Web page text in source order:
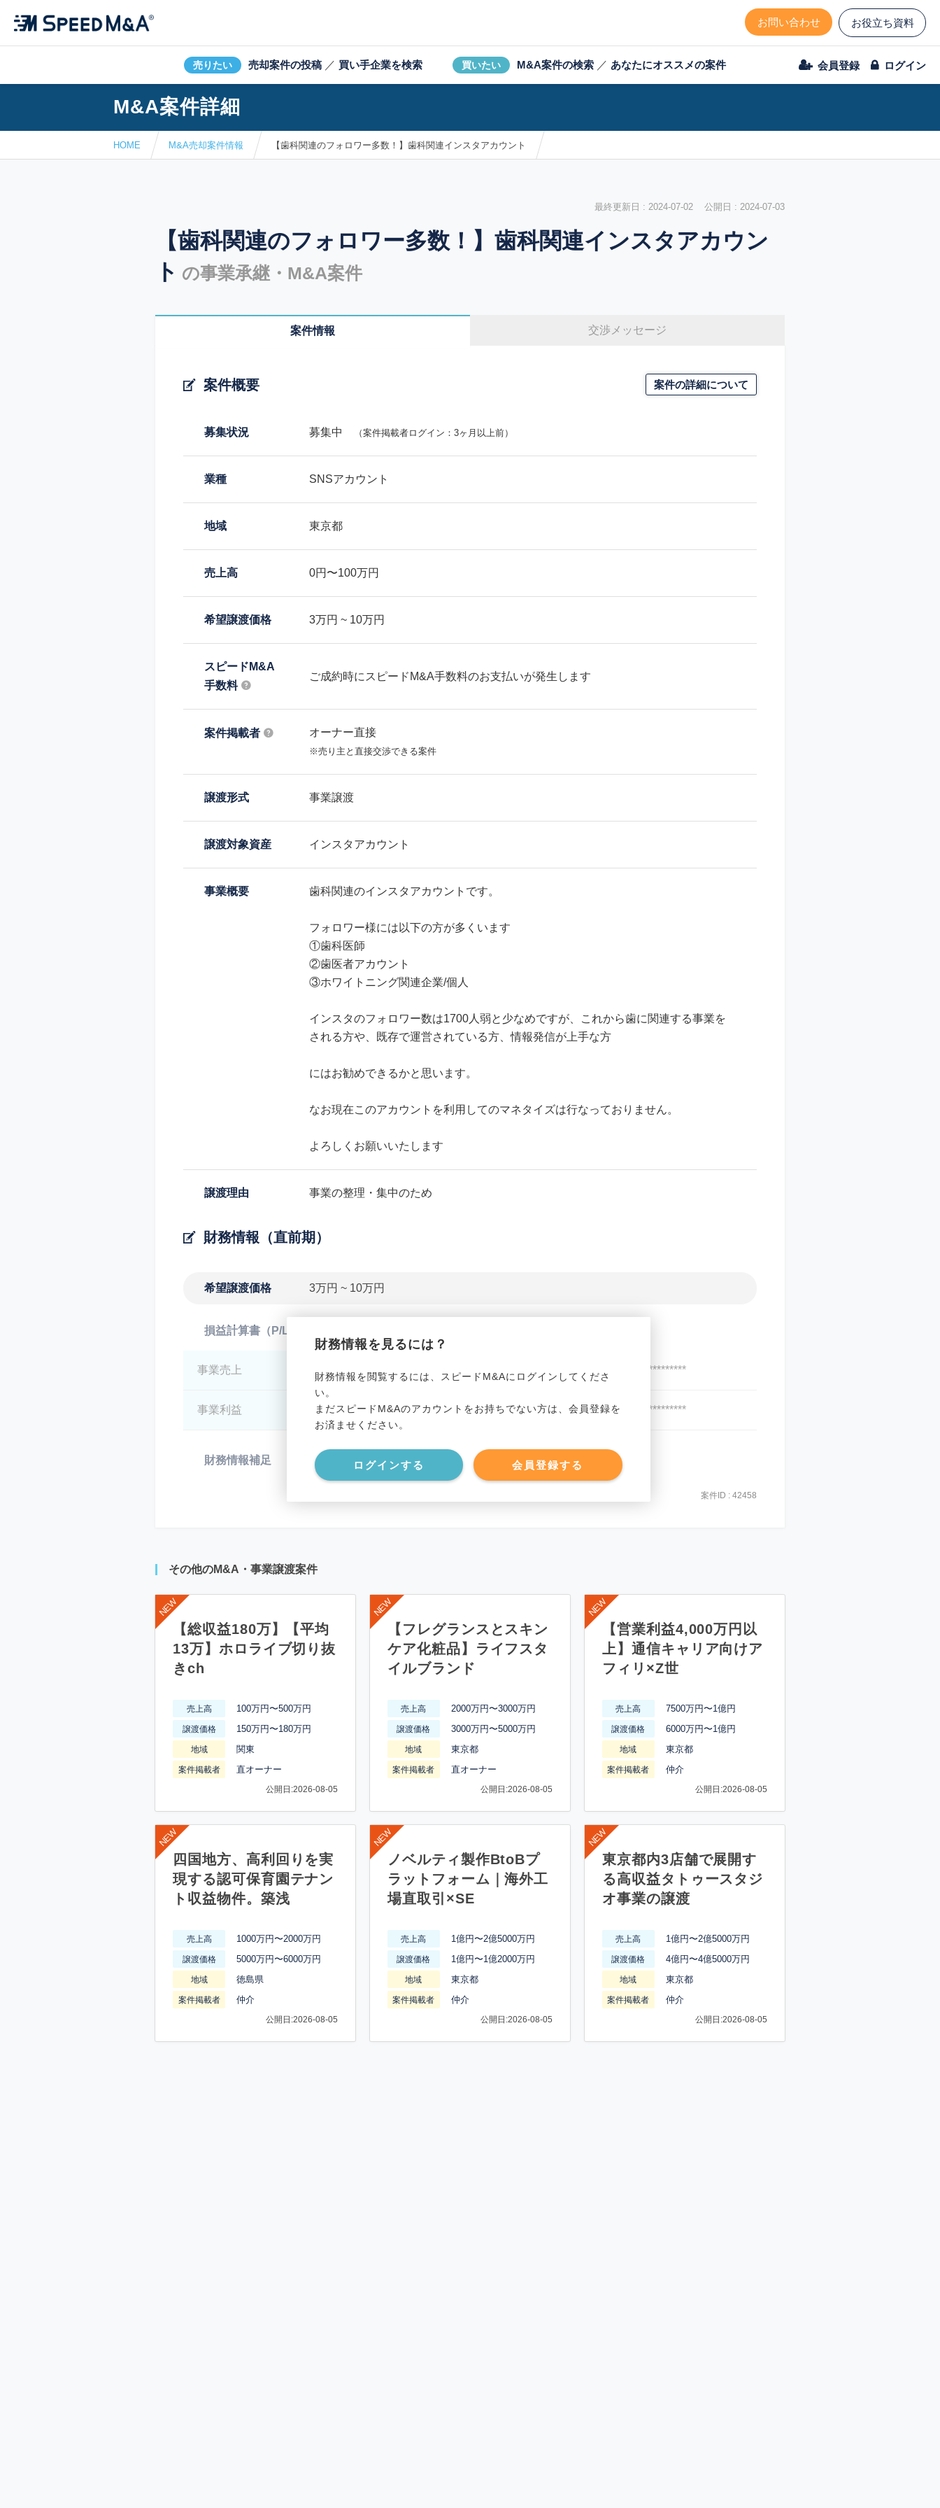
お問い合わせ お役立ち資料
売りたい 売却案件の投稿 ／ 買い手企業を検索 買いたい M&A案件の検索 ／ あなたにオススメの案件 会員登録 ログイン
M&A案件詳細
HOME M&A売却案件情報 【歯科関連のフォロワー多数！】歯科関連インスタアカウント
最終更新日 : 2024-07-02 公開日 : 2024-07-03
【歯科関連のフォロワー多数！】歯科関連インスタアカウン
ト の事業承継・M&A案件
案件情報 交渉メッセージ
案件概要 案件の詳細について
募集状況 募集中 （案件掲載者ログイン：3ヶ月以上前）
業種 SNSアカウント
地域 東京都
売上高 0円〜100万円
希望譲渡価格 3万円 ~ 10万円
スピードM&A
手数料
ご成約時にスピードM&A手数料のお支払いが発生します
案件掲載者 オーナー直接
※売り主と直接交渉できる案件
譲渡形式 事業譲渡
譲渡対象資産 インスタアカウント
事業概要 歯科関連のインスタアカウントです。
フォロワー様には以下の方が多くいます
①歯科医師
②歯医者アカウント
③ホワイトニング関連企業/個人
インスタのフォロワー数は1700人弱と少なめですが、これから歯に関連する事業を
される方や、既存で運営されている方、情報発信が上手な方
にはお勧めできるかと思います。
なお現在このアカウントを利用してのマネタイズは行なっておりません。
よろしくお願いいたします
譲渡理由 事業の整理・集中のため
財務情報（直前期）
希望譲渡価格 3万円 ~ 10万円
財務情報を見るには？
財務情報を閲覧するには、スピードM&Aにログインしてくださ
い。
まだスピードM&Aのアカウントをお持ちでない方は、会員登録を
お済ませください。
ログインする 会員登録する
損益計算書（P/L）
事業売上 ********************
事業利益 ********************
事業資産 ********************
事業負債 ********************
財務情報補足 ********************
案件ID : 42458
その他のM&A・事業譲渡案件
【総収益180万】【平均
13万】ホロライブ切り抜
きch
売上高 100万円〜500万円
譲渡価格 150万円〜180万円
地域 関東
案件掲載者 直オーナー
公開日:2026-08-05
【フレグランスとスキン
ケア化粧品】ライフスタ
イルブランド
売上高 2000万円〜3000万円
譲渡価格 3000万円〜5000万円
地域 東京都
案件掲載者 直オーナー
公開日:2026-08-05
【営業利益4,000万円以
上】通信キャリア向けア
フィリ×Z世
売上高 7500万円〜1億円
譲渡価格 6000万円〜1億円
地域 東京都
案件掲載者 仲介
公開日:2026-08-05
四国地方、高利回りを実
現する認可保育園テナン
ト収益物件。築浅
売上高 1000万円〜2000万円
譲渡価格 5000万円〜6000万円
地域 徳島県
案件掲載者 仲介
公開日:2026-08-05
ノベルティ製作BtoBプ
ラットフォーム｜海外工
場直取引×SE
売上高 1億円〜2億5000万円
譲渡価格 1億円〜1億2000万円
地域 東京都
案件掲載者 仲介
公開日:2026-08-05
東京都内3店舗で展開す
る高収益タトゥースタジ
オ事業の譲渡
売上高 1億円〜2億5000万円
譲渡価格 4億円〜4億5000万円
地域 東京都
案件掲載者 仲介
公開日:2026-08-05